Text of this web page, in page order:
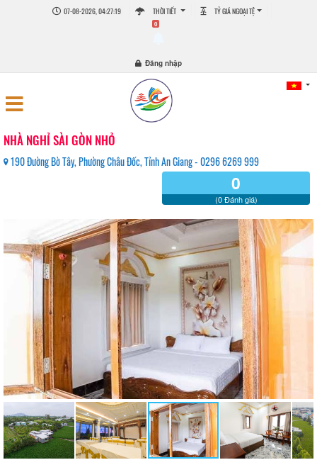
07-08-2026, 04:27:19 THỜI TIẾT TỶ GIÁ NGOẠI TỆ
0
Đăng nhập
NHÀ NGHỈ SÀI GÒN NHỎ
190 Đường Bờ Tây, Phường Châu Đốc, Tỉnh An Giang - 0296 6269 999
0
(0 Đánh giá)